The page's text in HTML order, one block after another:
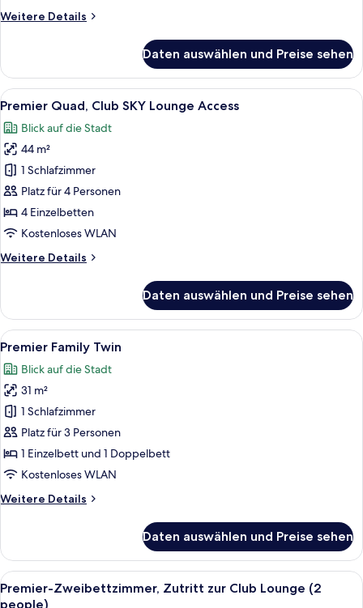
anzeigen
Weitere Details
Weitere
Suite,
Club
SKY
Access
Daten auswählen und Preise sehen
Alle
Fotos
für
Premier
Quad,
Club
SKY
Lounge
anzeigen
Ein Hotelzimmer mit vier
5
Premier Quad, Club SKY Lounge Access
Blick auf die Stadt
44 m²
1 Schlafzimmer
Platz für 4 Personen
4 Einzelbetten
Kostenloses WLAN
Weitere Details
Weitere
Quad,
Club
SKY
Access
Daten auswählen und Preise sehen
Alle
Fotos
für
Premier
Family
Twin
anzeigen
Ein Hotelzimmer mit zwei Betten,
3
Premier Family Twin
Blick auf die Stadt
31 m²
1 Schlafzimmer
Platz für 3 Personen
1 Einzelbett und 1 Doppelbett
Kostenloses WLAN
Weitere Details
Weitere
Family
Twin
Daten auswählen und Preise sehen
Alle
Fotos
Ein Hotelzimmer mit zwei Betten,
5
Premier-Zweibettzimmer, Zutritt zur Club Lounge (2
people)